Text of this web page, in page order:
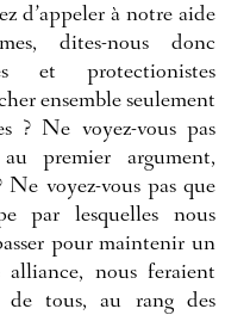
d’appeler à notre aide
dites-nous donc
et protectionistes
ensemble seulement
? Ne voyez-vous pas
premier argument,
Ne voyez-vous pas que
par lesquelles nous
pour maintenir un
alliance, nous feraient
tous, au rang des